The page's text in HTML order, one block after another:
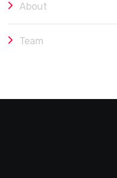
About
Team